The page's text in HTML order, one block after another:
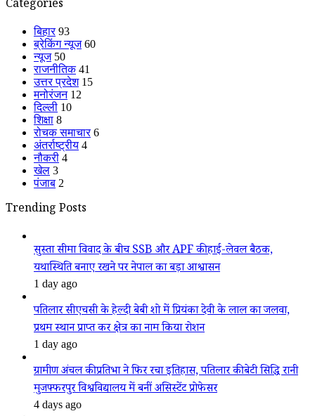
Categories
बिहार 93
ब्रेकिंग न्यूज 60
न्यूज 50
राजनीतिक 41
उत्तर प्रदेश 15
मनोरंजन 12
दिल्ली 10
शिक्षा 8
रोचक समाचार 6
अंतर्राष्ट्रीय 4
नौकरी 4
खेल 3
पंजाब 2
Trending Posts
सुस्ता सीमा विवाद के बीच SSB और APF की हाई-लेवल बैठक,
यथास्थिति बनाए रखने पर नेपाल का बड़ा आश्वासन
1 day ago
पतिलार सीएचसी के हेल्दी बेबी शो में प्रियंका देवी के लाल का जलवा,
प्रथम स्थान प्राप्त कर क्षेत्र का नाम किया रोशन
1 day ago
ग्रामीण अंचल की प्रतिभा ने फिर रचा इतिहास, पतिलार की बेटी सिद्धि रानी
मुजफ्फरपुर विश्वविद्यालय में बनीं असिस्टेंट प्रोफेसर
4 days ago